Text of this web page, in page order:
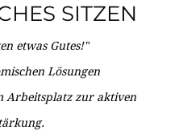
SITZEN
etwas Gutes!"
Lösungen
Arbeitsplatz zur aktiven